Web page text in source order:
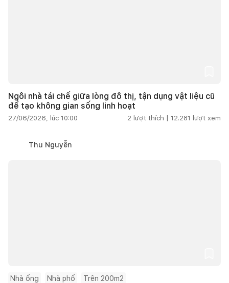
Ngôi nhà tái chế giữa lòng đô thị, tận dụng vật liệu cũ
để tạo không gian sống linh hoạt
27/06/2026, lúc 10:00 2 lượt thích | 12.281 lượt xem
Thu Nguyễn
Nhà ống Nhà phố Trên 200m2